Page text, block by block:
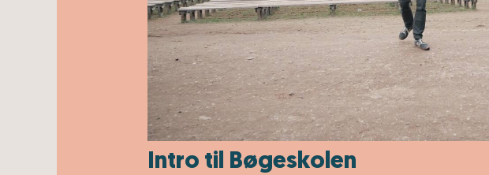
Intro til Bøgeskolen